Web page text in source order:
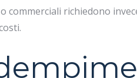
commerciali richiedono